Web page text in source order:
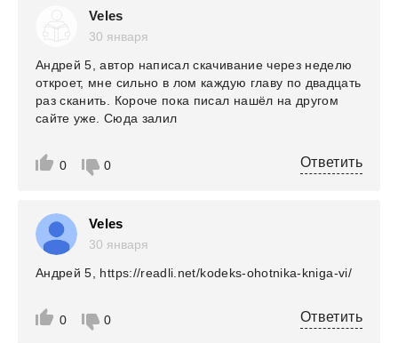
Veles
30 января
0 0
Андрей 5, автор написал скачивание через неделю
откроет, мне сильно в лом каждую главу по двадцать
раз сканить. Короче пока писал нашёл на другом
сайте уже. Сюда залил
Ответить
Veles
30 января
0 0
Андрей 5, https://readli.net/kodeks-ohotnika-kniga-vi/
Ответить